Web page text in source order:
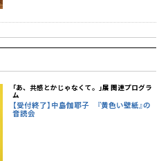
「あ、共感とかじゃなくて。」展 関連プログラ
ム
【受付終了】中島伽耶子 『黄色い壁紙』の
音読会